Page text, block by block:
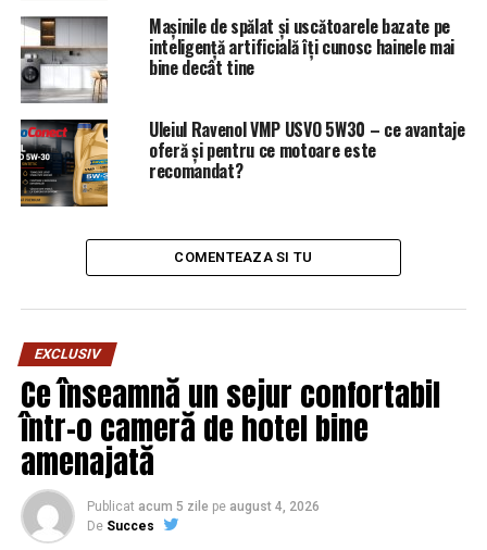
NU RATATI
Anunț de ultimă oră despre Lia Olguța Vasilescu! Se
apropie sfârșitul pentru fostul ministru: Cine îi ia locul |
Capitala24
Mașinile de spălat și uscătoarele bazate pe
inteligență artificială îți cunosc hainele mai
bine decât tine
Uleiul Ravenol VMP USVO 5W30 – ce avantaje
oferă și pentru ce motoare este
recomandat?
COMENTEAZA SI TU
EXCLUSIV
Ce înseamnă un sejur confortabil
într-o cameră de hotel bine
amenajată
Publicat acum 5 zile pe august 4, 2026
De Succes